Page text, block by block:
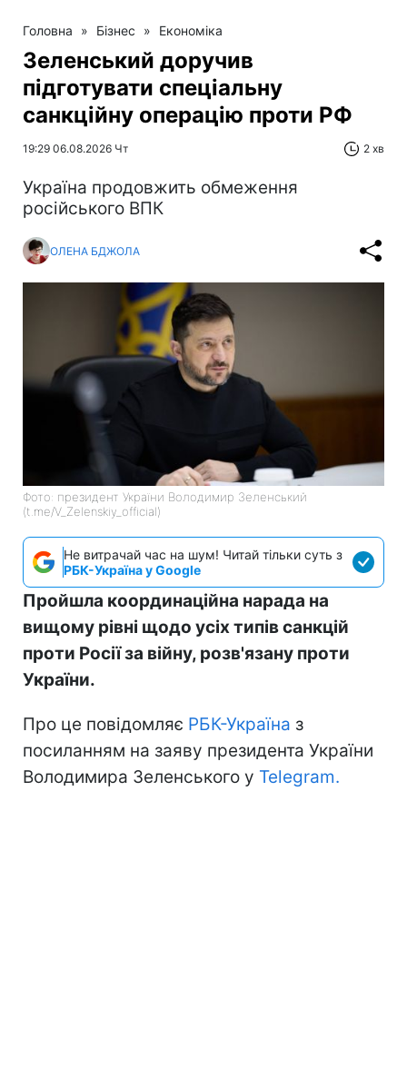
Головна » Бізнес » Економіка
Зеленський доручив
підготувати спеціальну
санкційну операцію проти РФ
19:29 06.08.2026 Чт 2 хв
Україна продовжить обмеження
російського ВПК
ОЛЕНА БДЖОЛА
Фото: президент України Володимир Зеленський
(t.me/V_Zelenskiy_official)
Не витрачай час на шум! Читай тільки суть з
РБК-Україна у Google
Пройшла координаційна нарада на
вищому рівні щодо усіх типів санкцій
проти Росії за війну, розв'язану проти
України.
Про це повідомляє РБК-Україна з
посиланням на заяву президента України
Володимира Зеленського у Telegram.